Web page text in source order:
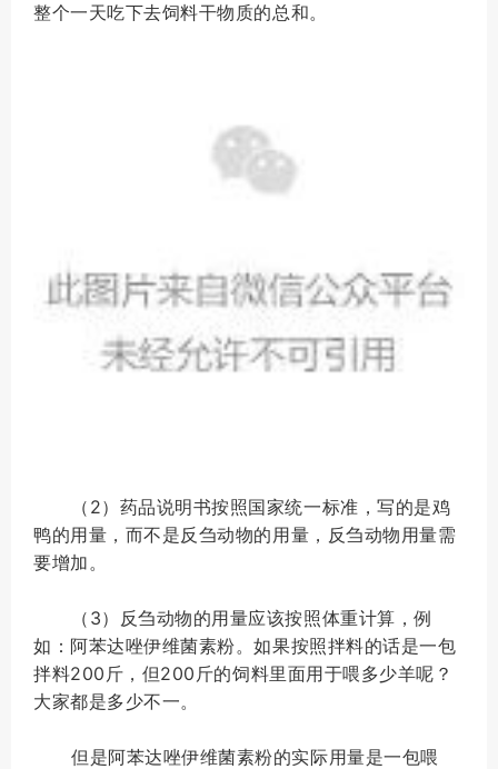
整个一天吃下去饲料干物质的总和。
（2）药品说明书按照国家统一标准，写的是鸡
鸭的用量，而不是反刍动物的用量，反刍动物用量需
要增加。
（3）反刍动物的用量应该按照体重计算，例
如：阿苯达唑伊维菌素粉。如果按照拌料的话是一包
拌料200斤，但200斤的饲料里面用于喂多少羊呢？
大家都是多少不一。
但是阿苯达唑伊维菌素粉的实际用量是一包喂